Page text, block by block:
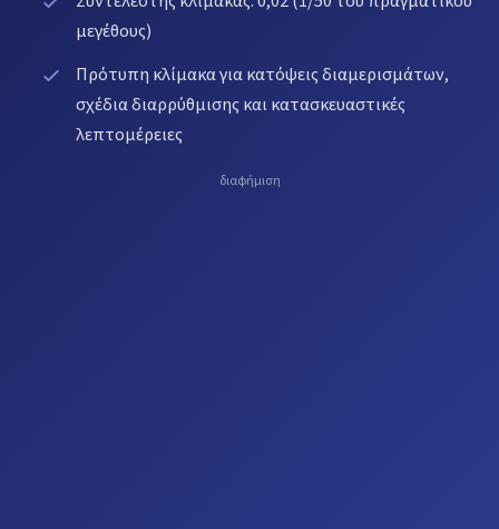
μεγέθους)
Πρότυπη κλίμακα για κατόψεις διαμερισμάτων,
σχέδια διαρρύθμισης και κατασκευαστικές
λεπτομέρειες
διαφήμιση